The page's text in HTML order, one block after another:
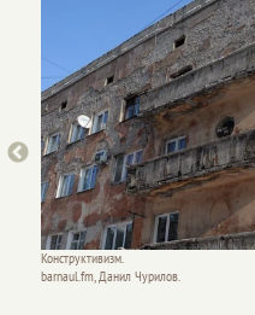
Конструктивизм.
barnaul.fm, Данил Чурилов.